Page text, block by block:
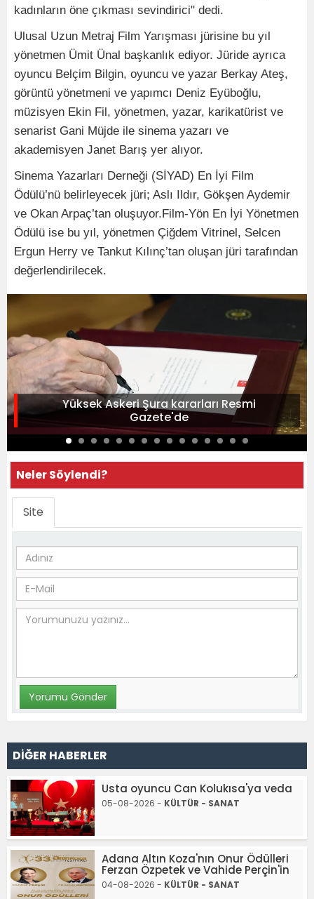
kadınların öne çıkması sevindirici" dedi.
Ulusal Uzun Metraj Film Yarışması jürisine bu yıl
yönetmen Ümit Ünal başkanlık ediyor. Jüride ayrıca
oyuncu Belçim Bilgin, oyuncu ve yazar Berkay Ateş,
görüntü yönetmeni ve yapımcı Deniz Eyüboğlu,
müzisyen Ekin Fil, yönetmen, yazar, karikatürist ve
senarist Gani Müjde ile sinema yazarı ve
akademisyen Janet Barış yer alıyor.
Sinema Yazarları Derneği (SİYAD) En İyi Film
Ödülü’nü belirleyecek jüri; Aslı Ildır, Gökşen Aydemir
ve Okan Arpaç’tan oluşuyor.Film-Yön En İyi Yönetmen
Ödülü ise bu yıl, yönetmen Çiğdem Vitrinel, Selcen
Ergun Herry ve Tankut Kılınç’tan oluşan jüri tarafından
değerlendirilecek.
Yüksek Askeri Şura kararları Resmi
Gazete'de
Neler Söylendi?
Site
DİĞER HABERLER
Usta oyuncu Can Kolukısa'ya veda
05-08-2026 - KÜLTÜR - SANAT
Adana Altın Koza'nın Onur Ödülleri
Ferzan Özpetek ve Vahide Perçin'in
04-08-2026 - KÜLTÜR - SANAT